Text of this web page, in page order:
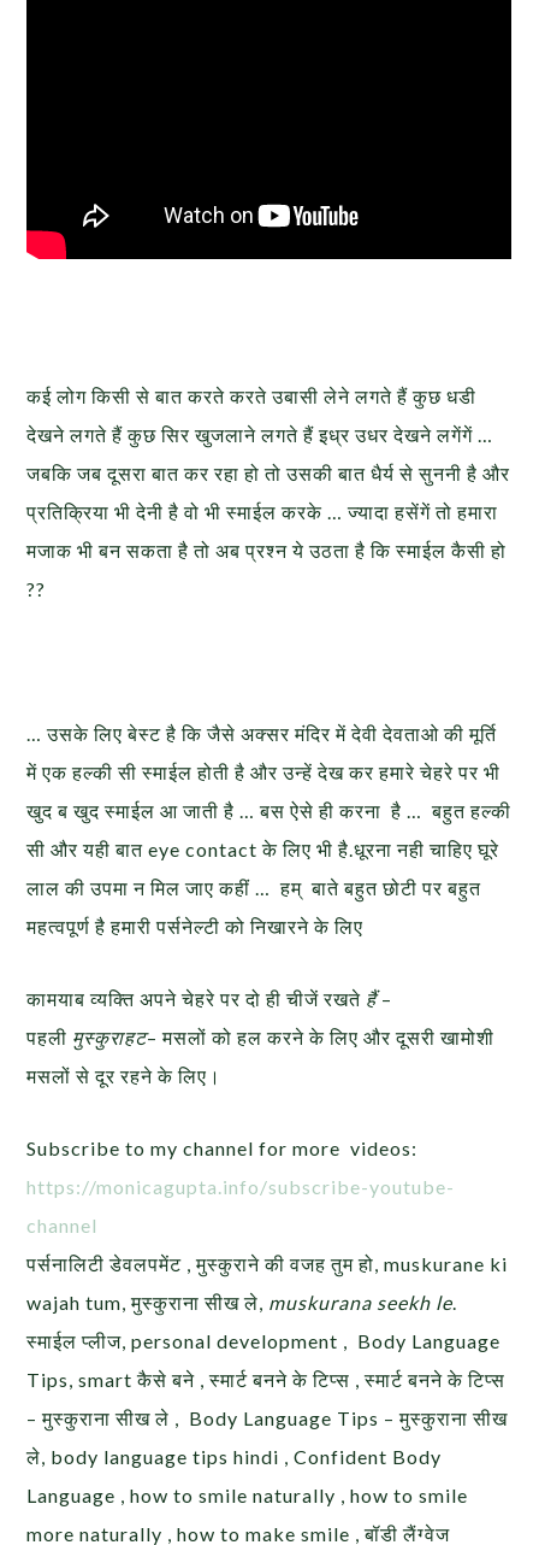
कई लोग किसी से बात करते करते उबासी लेने लगते हैं कुछ धडी
देखने लगते हैं कुछ सिर खुजलाने लगते हैं इध्र उधर देखने लगेंगें …
जबकि जब दूसरा बात कर रहा हो तो उसकी बात धैर्य से सुननी है और
प्रतिक्रिया भी देनी है वो भी स्माईल करके … ज्यादा हसेंगें तो हमारा
मजाक भी बन सकता है तो अब प्रश्न ये उठता है कि स्माईल कैसी हो
??
… उसके लिए बेस्ट है कि जैसे अक्सर मंदिर में देवी देवताओ की मूर्ति
में एक हल्की सी स्माईल होती है और उन्हें देख कर हमारे चेहरे पर भी
खुद ब खुद स्माईल आ जाती है … बस ऐसे ही करना है … बहुत हल्की
सी और यही बात eye contact के लिए भी है.धूरना नही चाहिए घूरे
लाल की उपमा न मिल जाए कहीं … हम् बाते बहुत छोटी पर बहुत
महत्वपूर्ण है हमारी पर्सनेल्टी को निखारने के लिए
कामयाब व्यक्ति अपने चेहरे पर दो ही चीजें रखते हैं–
पहली मुस्कुराहट– मसलों को हल करने के लिए और दूसरी खामोशी
मसलों से दूर रहने के लिए।
Subscribe to my channel for more videos:
https://monicagupta.info/subscribe-youtube-
channel
पर्सनालिटी डेवलपमेंट , मुस्कुराने की वजह तुम हो, muskurane ki
wajah tum, मुस्कुराना सीख ले, muskurana seekh le
स्माईल प्लीज, personal development , Body Language
Tips, smart कैसे बने , स्मार्ट बनने के टिप्स , स्मार्ट बनने के टिप्स
– मुस्कुराना सीख ले , Body Language Tips – मुस्कुराना सीख
ले, body language tips hindi , Confident Body
Language , how to smile naturally , how to smile
more naturally , how to make smile , बॉडी लैंग्वेज